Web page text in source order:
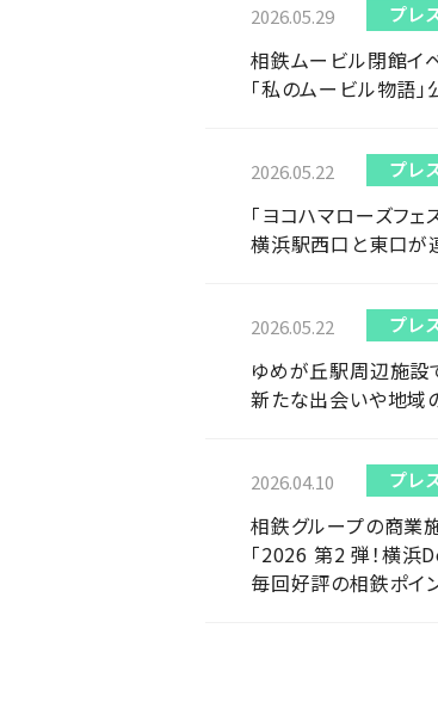
2026.05.29 プレ
相鉄ムービル閉館イ
「私のムービル物語
2026.05.22 プレ
「ヨコハマローズフ
横浜駅西口と東口が
2026.05.22 プレ
ゆめが丘駅周辺施
新たな出会いや地域
2026.04.10 プレ
相鉄グループの商業
「2026 第2 弾！横浜
毎回好評の相鉄ポイ